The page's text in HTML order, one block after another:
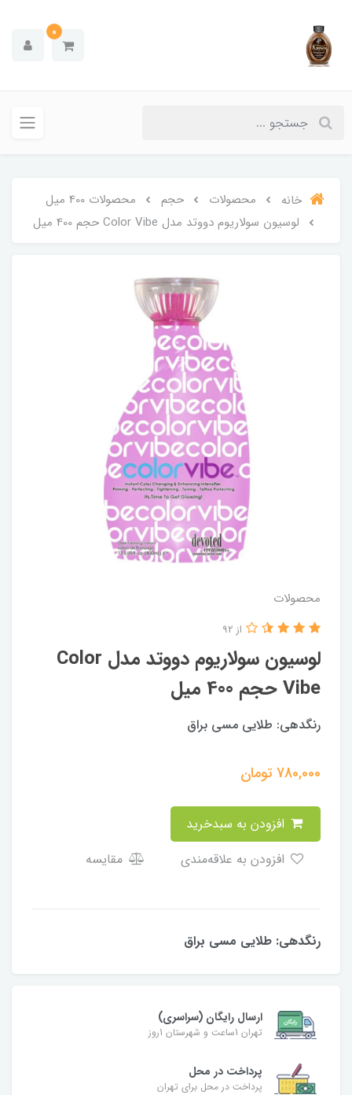
0
خانه محصولات حجم
محصولات 400 میل
لوسیون سولاریوم دووتد مدل Color Vibe حجم 400 میل
محصولات
لوسیون سولاریوم دووتد مدل Color
Vibe حجم 400 میل
از 92
رنگدهی: طلایی مسی براق
780,000تومان
مقایسه
رنگدهی: طلایی مسی براق
ارسال رایگان (سراسری)
تهران 1ساعت و شهرستان 1روز
پرداخت در محل
پرداخت در محل برای تهران